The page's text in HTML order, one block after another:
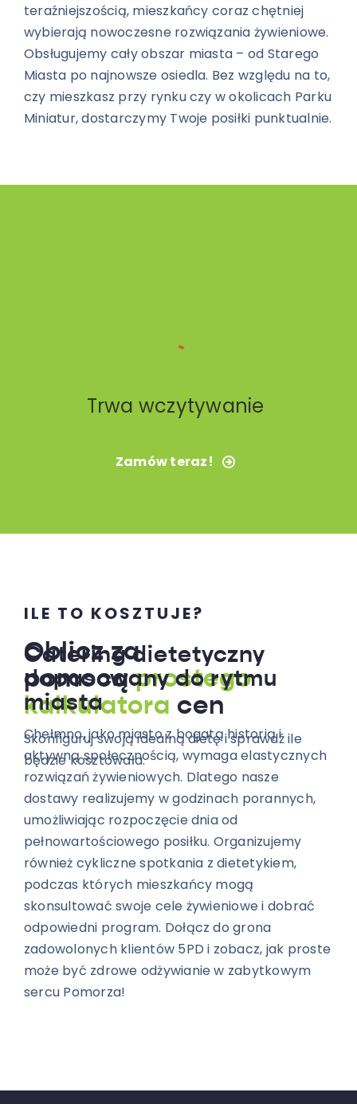
teraźniejszością, mieszkańcy coraz chętniej
wybierają nowoczesne rozwiązania żywieniowe.
Obsługujemy cały obszar miasta – od Starego
Miasta po najnowsze osiedla. Bez względu na to,
czy mieszkasz przy rynku czy w okolicach Parku
Miniatur, dostarczymy Twoje posiłki punktualnie.
ILE TO KOSZTUJE?
Oblicz za
pomocąprostego
kalkulatora cen
Skonfiguruj swoją idealną dietę i sprawdź ile
będzie kosztowała.
Trwa wczytywanie
Zamów teraz!
Catering dietetyczny
dopasowany do rytmu
miasta
Chełmno, jako miasto z bogatą historią i
aktywną społecznością, wymaga elastycznych
rozwiązań żywieniowych. Dlatego nasze
dostawy realizujemy w godzinach porannych,
umożliwiając rozpoczęcie dnia od
pełnowartościowego posiłku. Organizujemy
również cykliczne spotkania z dietetykiem,
podczas których mieszkańcy mogą
skonsultować swoje cele żywieniowe i dobrać
odpowiedni program. Dołącz do grona
zadowolonych klientów 5PD i zobacz, jak proste
może być zdrowe odżywianie w zabytkowym
sercu Pomorza!